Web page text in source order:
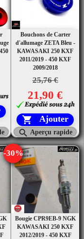
Bouchons de Carter
d'allumage ZETA Bleu -
KAWASAKI 250 KXF
2011/2019 - 450 KXF
2009/2018
25,76 €
21,90 €
 Ajouter
 Aperçu rapide
Bougie CPR9EB-9 NGK
KAWASAKI 250 KXF
2012/2019 - 450 KXF
-30%